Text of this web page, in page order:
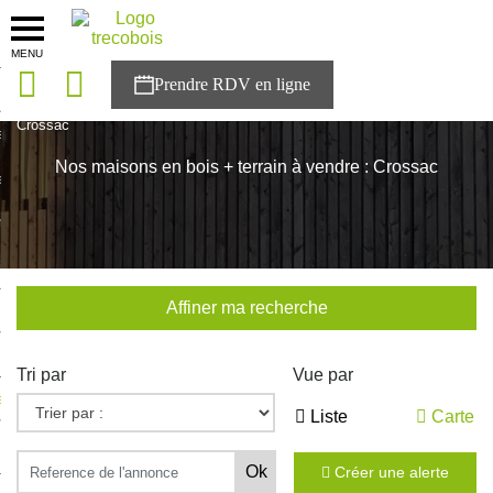
MENU
solutions
Trecobois
à NESTOR
Crossac
Nos maisons en bois + terrain à vendre : Crossac
Affiner ma recherche
Tri par Vue par
Liste Carte
Créer une alerte